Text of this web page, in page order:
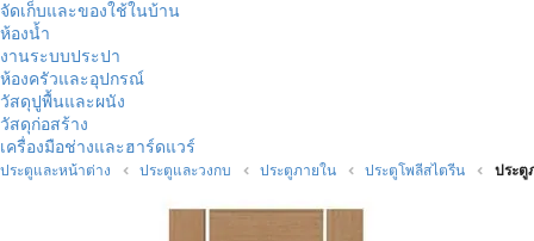
จัดเก็บและของใช้ในบ้าน
ห้องน้ำ
งานระบบประปา
ห้องครัวและอุปกรณ์
วัสดุปูพื้นและผนัง
วัสดุก่อสร้าง
เครื่องมือช่างและฮาร์ดแวร์
ประตูและหน้าต่าง ประตูและวงกบ ประตูภายใน ประตูโพลีสไตรีน ประตู